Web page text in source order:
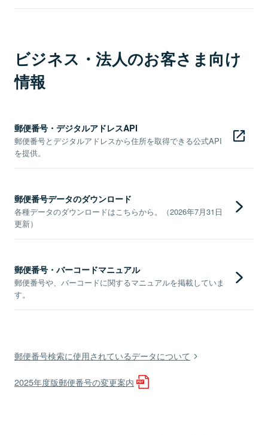
ビジネス・法人のお客さま向け
情報
郵便番号・デジタルアドレスAPI
郵便番号とデジタルアドレスから住所を取得できる公式API
を提供。
郵便番号データのダウンロード
各種データのダウンロードはこちらから。（2026年7月31日
更新）
郵便番号・バーコードマニュアル
郵便番号や、バーコードに関するマニュアルを掲載していま
す。
郵便番号検索に使用されているデータについて
2025年度版郵便番号の変更案内